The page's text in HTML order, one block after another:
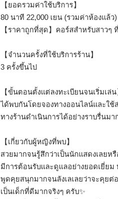
【ยอดรวมค่าใช้บริการ】
80 นาที 22,000 เยน (รวมค่าห้องแล้ว)
【ราคาถูกที่สุด】คอร์สสำหรับสาวๆ
【จำนวนครั้งที่ใช้บริการร้าน】
3 ครั้งขึ้นไป
【ขั้นตอนตั้งแต่ลงทะเบียนจนเริ่มเล่น
ได้พบกันโดยจองทางออนไลน์และใช้
ทางร้านดำเนินการได้อย่างราบรื่นมา
【เกี่ยวกับผู้หญิงที่พบ】
สวยมากจนรู้สึกว่าเป็นนักแสดงเลยหรื
มีการต้อนรับและดูแลอย่างยอดเยี่ยม
พูดคุยสนุกมากจนลังเลเลยว่าจะคุยต่
เป็นเด็กที่ดีมากจริงๆ ครับ✨️